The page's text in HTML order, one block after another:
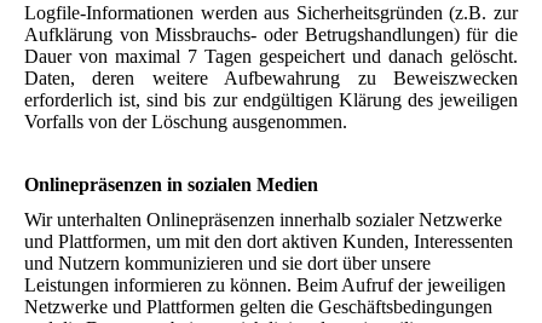
Logfile-Informationen werden aus Sicherheitsgründen (z.B. zur
Aufklärung von Missbrauchs- oder Betrugshandlungen) für die
Dauer von maximal 7 Tagen gespeichert und danach gelöscht.
Daten, deren weitere Aufbewahrung zu Beweiszwecken
erforderlich ist, sind bis zur endgültigen Klärung des jeweiligen
Vorfalls von der Löschung ausgenommen.
Onlinepräsenzen in sozialen Medien
Wir unterhalten Onlinepräsenzen innerhalb sozialer Netzwerke
und Plattformen, um mit den dort aktiven Kunden, Interessenten
und Nutzern kommunizieren und sie dort über unsere
Leistungen informieren zu können. Beim Aufruf der jeweiligen
Netzwerke und Plattformen gelten die Geschäftsbedingungen